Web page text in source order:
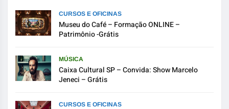
CURSOS E OFICINAS
Museu do Café – Formação ONLINE –
Patrimônio -Grátis
MÚSICA
Caixa Cultural SP – Convida: Show Marcelo
Jeneci – Grátis
CURSOS E OFICINAS